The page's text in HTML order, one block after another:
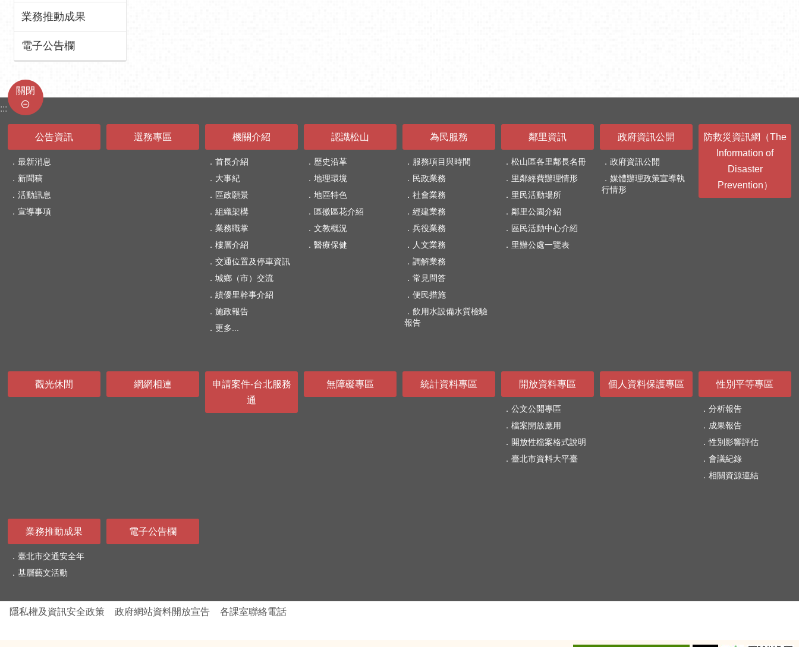
業務推動成果
電子公告欄
關閉
:::
公告資訊
最新消息
新聞稿
活動訊息
宣導事項
選務專區 機關介紹
首長介紹
大事紀
區政願景
組織架構
業務職掌
樓層介紹
交通位置及停車資訊
城鄉（市）交流
績優里幹事介紹
施政報告
更多...
認識松山
歷史沿革
地理環境
地區特色
區徽區花介紹
文教概況
醫療保健
為民服務
服務項目與時間
民政業務
社會業務
經建業務
兵役業務
人文業務
調解業務
常見問答
便民措施
飲用水設備水質檢驗
報告
鄰里資訊
松山區各里鄰長名冊
里鄰經費辦理情形
里民活動場所
鄰里公園介紹
區民活動中心介紹
里辦公處一覽表
政府資訊公開
政府資訊公開
媒體辦理政策宣導執
行情形
防救災資訊網（The
Information of
Disaster
Prevention）
觀光休閒 網網相連
申請案件-台北服務
通
無障礙專區 統計資料專區 開放資料專區
公文公開專區
檔案開放應用
開放性檔案格式說明
臺北市資料大平臺
個人資料保護專區 性別平等專區
分析報告
成果報告
性別影響評估
會議紀錄
相關資源連結
業務推動成果
臺北市交通安全年
基層藝文活動
電子公告欄
隱私權及資訊安全政策 政府網站資料開放宣告 各課室聯絡電話